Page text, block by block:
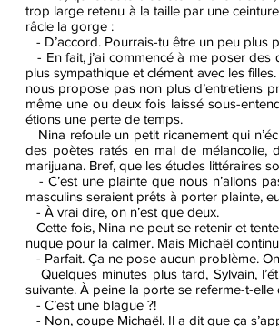
trop large retenu à la taille par une
râcle la gorge :
- D’accord. Pourrais-tu être un peu plus
- En fait, j’ai commencé à me poser des
plus sympathique et clément avec les
nous propose pas non plus d’entretiens
même une ou deux fois laissé sous-
étions une perte de temps.
Nina refoule un petit ricanement qui
des poètes ratés en mal de mélancolie,
marijuana. Bref, que les études littéraires
- C’est une plainte que nous n’allons
masculins seraient prêts à porter plainte,
- À vrai dire, on n’est que deux.
Cette fois, Nina ne peut se retenir et
nuque pour la calmer. Mais Michaël
- Parfait. Ça ne pose aucun problème.
Quelques minutes plus tard, Sylvain,
suivante. À peine la porte se referme-t-
- C’est une blague ?!
- Non, coupe Michaël. Il a dit que ça